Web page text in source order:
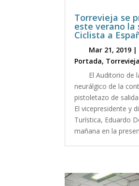
Torrevieja se
este verano la
Ciclista a
Mar 21, 2019 |
Portada, Torrevieja
El Auditorio de
neurálgico de la
pistoletazo de
El vicepresidente y
Turística, Eduardo
mañana en la